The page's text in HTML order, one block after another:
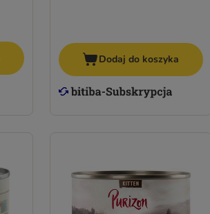
Dodaj do koszyka